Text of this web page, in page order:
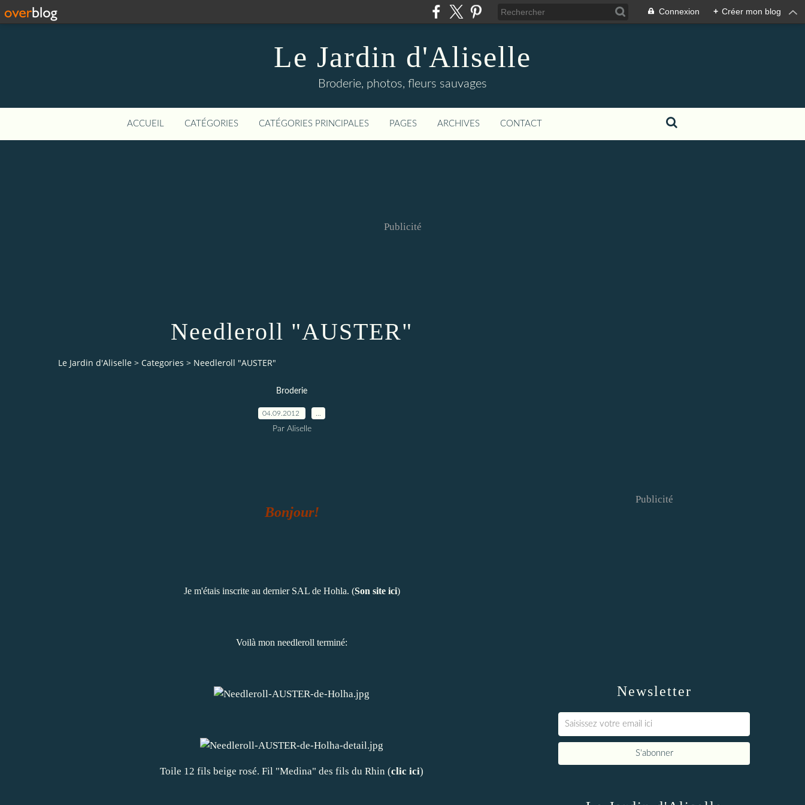
Connexion + Créer mon blog
Le Jardin d'Aliselle
Broderie, photos, fleurs sauvages
ACCUEIL CATÉGORIES CATÉGORIES PRINCIPALES PAGES ARCHIVES CONTACT
Publicité
Needleroll "AUSTER"
Le Jardin d'Aliselle > Categories > Needleroll "AUSTER"
Broderie
04.09.2012
Par Aliselle
Bonjour!
Je m'étais inscrite au dernier SAL de Hohla. (Son site ici)
Voilà mon needleroll terminé:
Toile 12 fils beige rosé. Fil "Medina" des fils du Rhin (clic ici)
Newsletter
Publicité